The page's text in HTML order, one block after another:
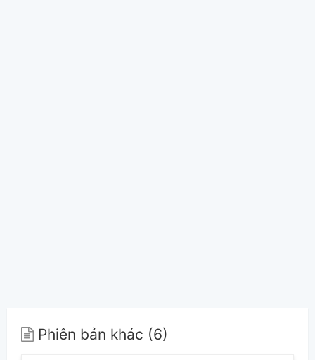
Phiên bản khác (6)